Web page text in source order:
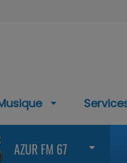
AZUR FM 67